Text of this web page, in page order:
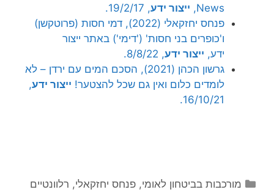
News, ייצור ידע, 19/2/17.
פנחס יחזקאלי (2022), דמי חסות (פרוטקשן)
ו'כופרים בני חסות' ('דימי') באתר ייצור
ידע, ייצור ידע, 8/8/22.
גרשון הכהן (2021), הסכם המים עם ירדן – לא
לומדים כלום ואין גם שכל להצטער! ייצור ידע,
16/10/21.
קטגוריות
מורכבות בביטחון לאומי,פנחס יחזקאלי, רלוונטיים